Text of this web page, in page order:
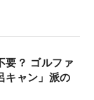
要？ ゴルファ
キャン」派の